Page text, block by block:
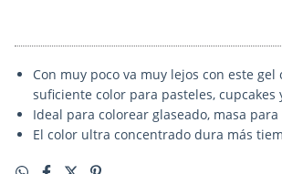
Con muy poco va muy lejos con este
suficiente color para pasteles, cupcakes
Ideal para colorear glaseado, masa
El color ultra concentrado dura más